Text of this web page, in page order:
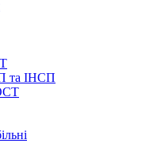
та ІНСП